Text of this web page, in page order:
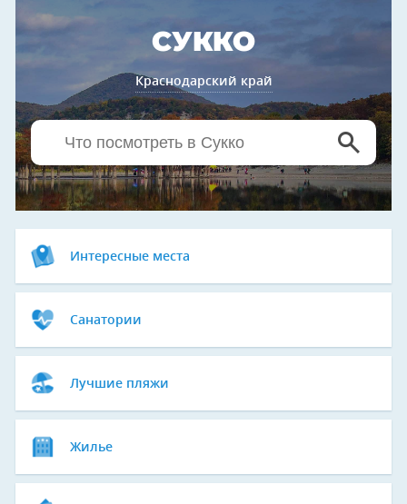
СУККО
Краснодарский край
Интересные места
Санатории
Лучшие пляжи
Жилье